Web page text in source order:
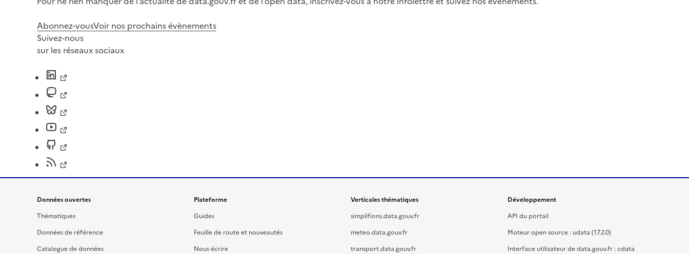
Abonnez-vousVoir nos prochains évènements
Suivez-nous
sur les réseaux sociaux
Données ouvertes
Thématiques
Données de référence
Catalogue de données
Plateforme
Guides
Feuille de route et nouveautés
Nous écrire
Verticales thématiques
simplifions.data.gouv.fr
meteo.data.gouv.fr
transport.data.gouv.fr
Développement
API du portail
Moteur open source : udata (17.2.0)
Interface utilisateur de data.gouv.fr : cdata